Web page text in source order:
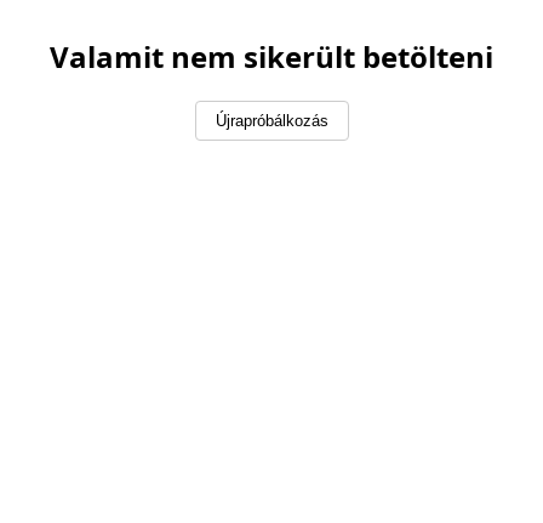
Valamit nem sikerült betölteni
Újrapróbálkozás